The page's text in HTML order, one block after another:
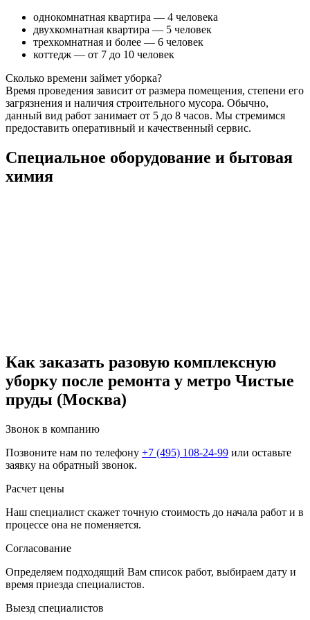
однокомнатная квартира — 4 человека
двухкомнатная квартира — 5 человек
трехкомнатная и более — 6 человек
коттедж — от 7 до 10 человек
Сколько времени займет уборка?
Время проведения зависит от размера помещения, степени его
загрязнения и наличия строительного мусора. Обычно,
данный вид работ занимает от 5 до 8 часов. Мы стремимся
предоставить оперативный и качественный сервис.
Специальное оборудование и бытовая
химия
Как заказать разовую комплексную
уборку после ремонта у метро Чистые
пруды (Москва)
Звонок в компанию
Позвоните нам по телефону +7 (495) 108-24-99 или оставьте
заявку на обратный звонок.
Расчет цены
Наш специалист скажет точную стоимость до начала работ и в
процессе она не поменяется.
Согласование
Определяем подходящий Вам список работ, выбираем дату и
время приезда специалистов.
Выезд специалистов